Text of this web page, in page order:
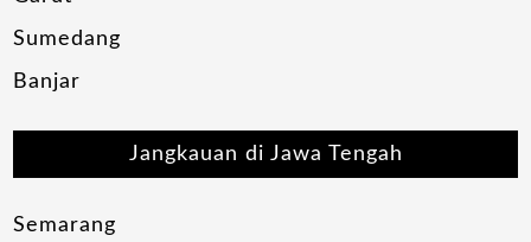
Sumedang
Banjar
Jangkauan di Jawa Tengah
Semarang